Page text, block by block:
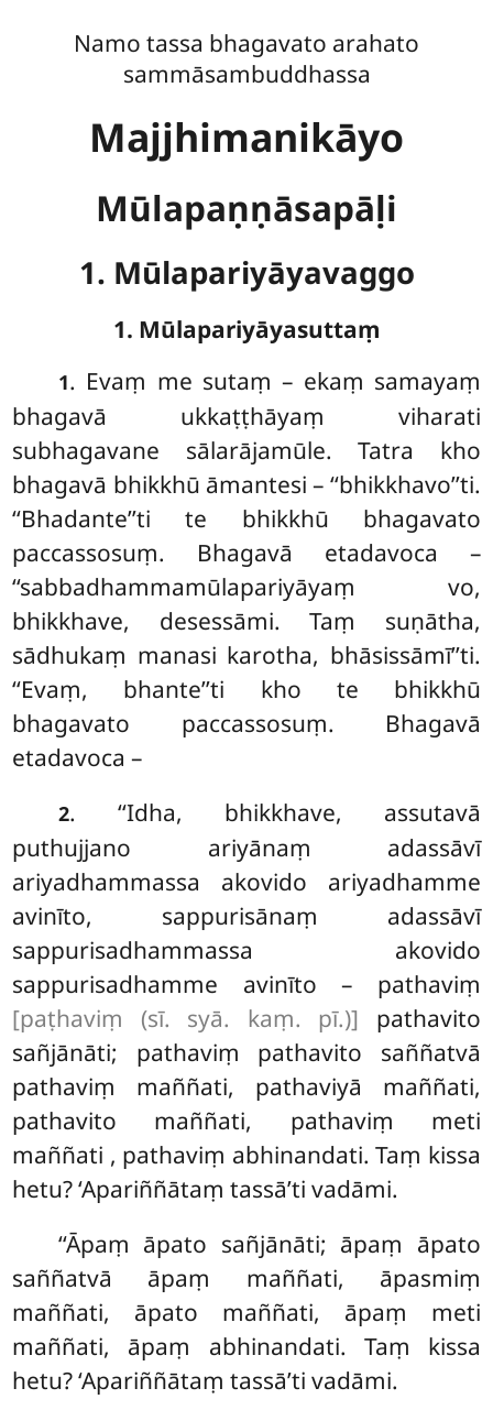
Namo tassa bhagavato arahato
sammāsambuddhassa
Majjhimanikāyo
Mūlapaṇṇāsapāḷi
1. Mūlapariyāyavaggo
1. Mūlapariyāyasuttaṃ
1. Evaṃ me sutaṃ – ekaṃ samayaṃ
bhagavā ukkaṭṭhāyaṃ viharati
subhagavane sālarājamūle. Tatra kho
bhagavā bhikkhū āmantesi – ‘‘bhikkhavo’’ti.
‘‘Bhadante’’ti te bhikkhū bhagavato
paccassosuṃ. Bhagavā etadavoca –
‘‘sabbadhammamūlapariyāyaṃ vo,
bhikkhave, desessāmi. Taṃ suṇātha,
sādhukaṃ manasi karotha, bhāsissāmī’’ti.
‘‘Evaṃ, bhante’’ti kho te bhikkhū
bhagavato paccassosuṃ. Bhagavā
etadavoca –
2. ‘‘Idha, bhikkhave, assutavā
puthujjano ariyānaṃ adassāvī
ariyadhammassa akovido ariyadhamme
avinīto, sappurisānaṃ adassāvī
sappurisadhammassa akovido
sappurisadhamme avinīto – pathaviṃ
[paṭhaviṃ (sī. syā. kaṃ. pī.)] pathavito
sañjānāti; pathaviṃ pathavito saññatvā
pathaviṃ maññati, pathaviyā maññati,
pathavito maññati, pathaviṃ meti
maññati , pathaviṃ abhinandati. Taṃ kissa
hetu? ‘Apariññātaṃ tassā’ti vadāmi.
‘‘Āpaṃ āpato sañjānāti; āpaṃ āpato
saññatvā āpaṃ maññati, āpasmiṃ
maññati, āpato maññati, āpaṃ meti
maññati, āpaṃ abhinandati. Taṃ kissa
hetu? ‘Apariññātaṃ tassā’ti vadāmi.